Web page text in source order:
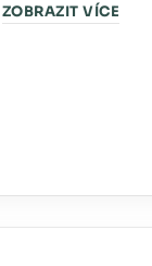
ZOBRAZIT VÍCE